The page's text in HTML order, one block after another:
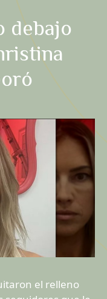
debajo
el relleno